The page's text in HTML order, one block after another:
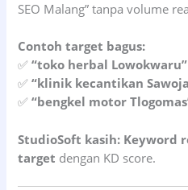
SEO Malang” tanpa volume
Contoh target bagus:
✅“toko herbal Lowokwaru”
✅“klinik kecantikan
✅“bengkel motor
StudioSoft kasih: Keyword
target dengan KD score.